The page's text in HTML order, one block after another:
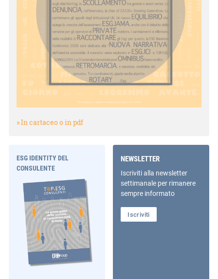
» In cartaceo o in pdf
ESG IDENTITY DEL
CONSULENTE
NEWSLETTER
Iscriviti alla newsletter
settimanale per rimanere
sempre informato
Iscriviti